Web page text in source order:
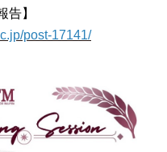
告】
post-17141/